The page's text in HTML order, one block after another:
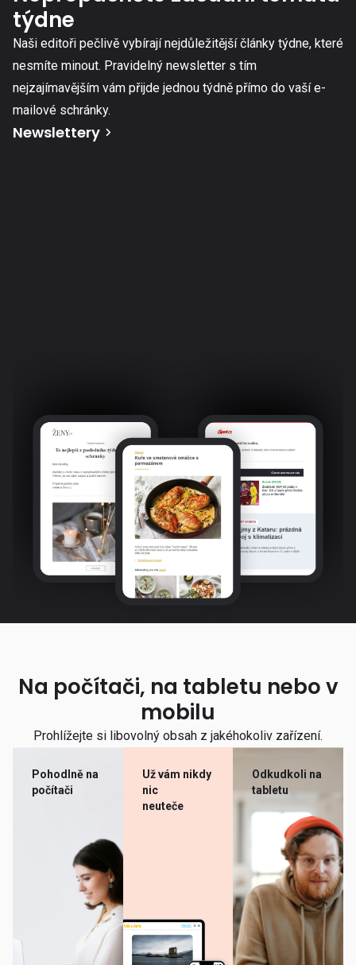
týdne
Naši editoři pečlivě vybírají nejdůležitější články týdne, které
nesmíte minout. Pravidelný newsletter s tím
nejzajímavějším vám přijde jednou týdně přímo do vaší e-
mailové schránky.
Newslettery
Na počítači, na tabletu nebo v
mobilu
Prohlížejte si libovolný obsah z jakéhokoliv zařízení.
Pohodlně na
počítači
Už vám nikdy
nic
neuteče
Odkudkoli na
tabletu